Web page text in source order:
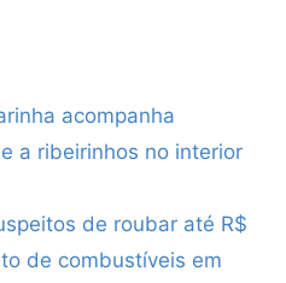
acompanha
a ribeirinhos no interior
de roubar até R$
de combustíveis em